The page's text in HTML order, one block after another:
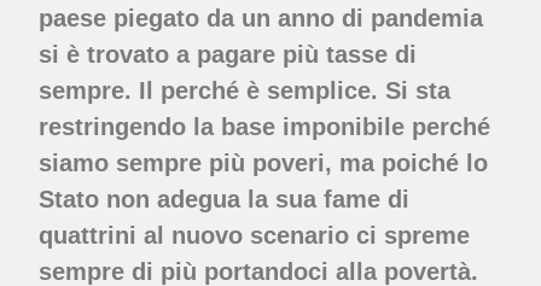
paese piegato da un anno di pandemia
si è trovato a pagare più tasse di
sempre. Il perché è semplice. Si sta
restringendo la base imponibile perché
siamo sempre più poveri, ma poiché lo
Stato non adegua la sua fame di
quattrini al nuovo scenario ci spreme
sempre di più portandoci alla povertà.